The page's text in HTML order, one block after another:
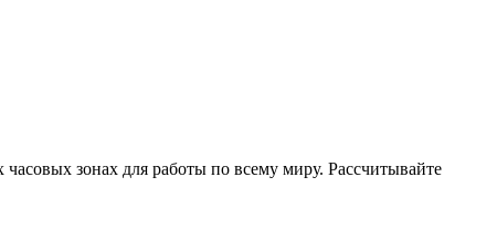
зонах для работы по всему миру. Рассчитывайте